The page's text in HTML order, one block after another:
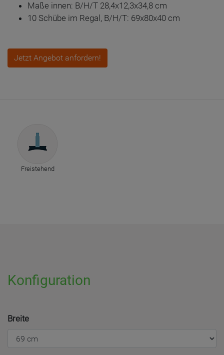
Maße innen: B/H/T 28,4x12,3x34,8 cm
10 Schübe im Regal, B/H/T: 69x80x40 cm
Jetzt Angebot anfordern!
Freistehend
Konfiguration
Breite